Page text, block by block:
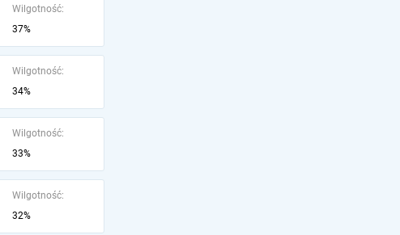
Wilgotność:
37%
Wilgotność:
34%
Wilgotność:
33%
Wilgotność:
32%